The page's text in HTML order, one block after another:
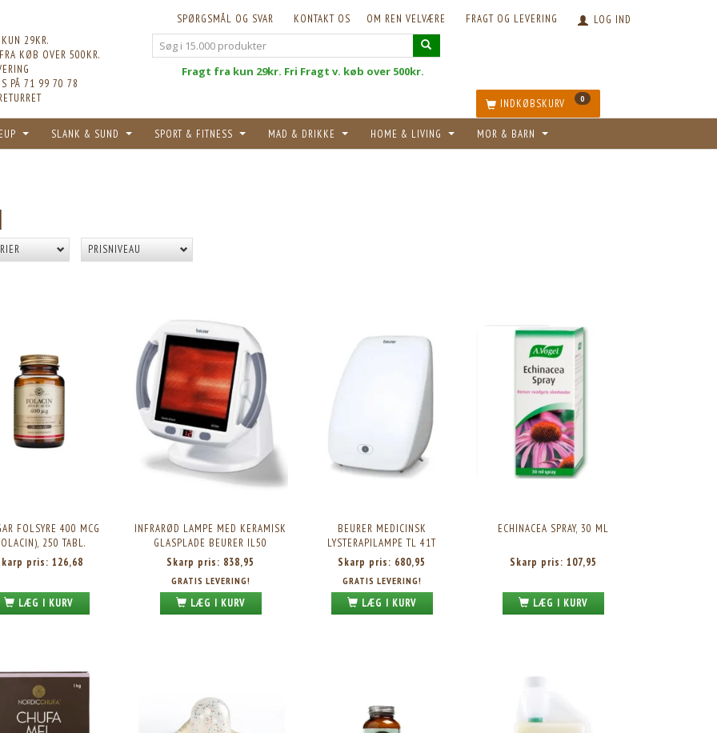
LOG IND
FRAGT OG LEVERING
OM REN VELVÆRE
KONTAKT OS
SPØRGSMÅL OG SVAR
29KR.
KØB OVER 500KR.
PÅ 71 99 70 78
Fragt fra kun 29kr. Fri Fragt v. køb over 500kr.
INDKØBSKURV 0
SLANK & SUND SPORT & FITNESS MAD & DRIKKE HOME & LIVING MOR & BARN
DIET VALUE PACK, 960G.
pris:234,95
POPULÆR
NUPO ONE MEAL BAR BROWNIE CRUNCH, 60G.
1STK.
21,95
NUPO ONE MEAL BAR TOFFEE CRUNCH, 60G. 1STK.
Skarp pris:
PRISNIVEAU
FOLSYRE 400 MCG
250 TABL.
pris: 126,68
LÆG I KURV
INFRARØD LAMPE MED KERAMISK
GLASPLADE BEURER IL50
Skarp pris: 838,95
GRATIS LEVERING!
LÆG I KURV
BEURER MEDICINSK
LYSTERAPILAMPE TL 41T
Skarp pris: 680,95
GRATIS LEVERING!
LÆG I KURV
ECHINACEA SPRAY, 30 ML
Skarp pris:107,95
LÆG I KURV